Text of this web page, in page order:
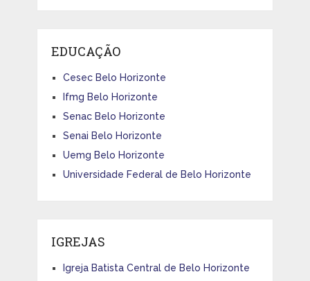
EDUCAÇÃO
Cesec Belo Horizonte
Ifmg Belo Horizonte
Senac Belo Horizonte
Senai Belo Horizonte
Uemg Belo Horizonte
Universidade Federal de Belo Horizonte
IGREJAS
Igreja Batista Central de Belo Horizonte